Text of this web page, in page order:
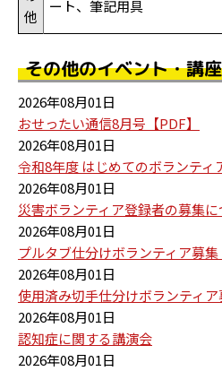
他
ート、筆記用具
その他のイベント・講
2026年08月01日
おせったい通信8月号【PDF】
2026年08月01日
令和8年度 はじめてのボランティ
2026年08月01日
災害ボランティア登録者の募集に
2026年08月01日
プルタブ仕分けボランティア募集
2026年08月01日
使用済み切手仕分けボランティア
2026年08月01日
認知症に関する講演会
2026年08月01日